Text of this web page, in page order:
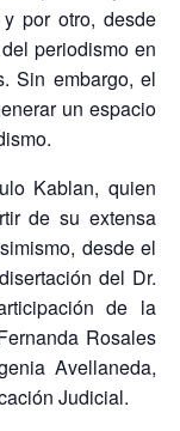
por otro, desde
periodismo en
Sin embargo, el
un espacio
Kablan, quien
de su extensa
desde el
del Dr.
de la
Rosales
Avellaneda,
Judicial.